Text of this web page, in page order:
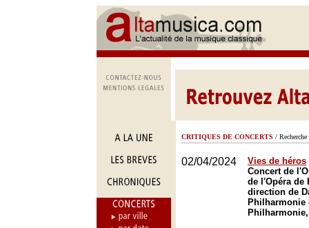
CRITIQUES DE CONCERTS / Recherche
02/04/2024
Vies de héros
Concert de
de l'Opéra de
direction de
Philharmonie